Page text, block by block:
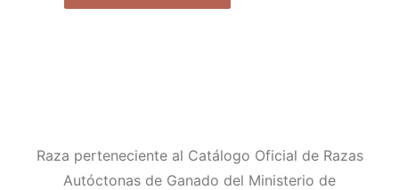
Raza perteneciente al Catálogo Oficial de Razas
Autóctonas de Ganado del Ministerio de